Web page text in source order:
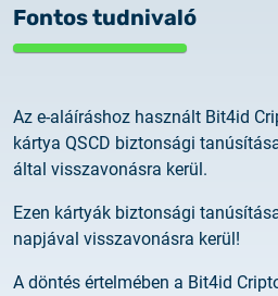
Fontos tudnivaló
Az e-aláíráshoz használt Bit4id
kártya QSCD biztonsági
által visszavonásra kerül.
Ezen kártyák biztonsági
napjával visszavonásra kerül!
A döntés értelmében a Bit4id